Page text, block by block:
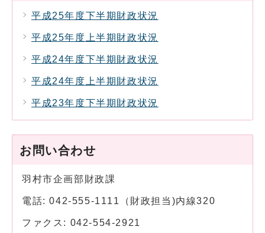
平成25年度下半期財政状況
平成25年度上半期財政状況
平成24年度下半期財政状況
平成24年度上半期財政状況
平成23年度下半期財政状況
お問い合わせ
羽村市企画部財政課
電話: 042-555-1111（財政担当)内線320
ファクス: 042-554-2921